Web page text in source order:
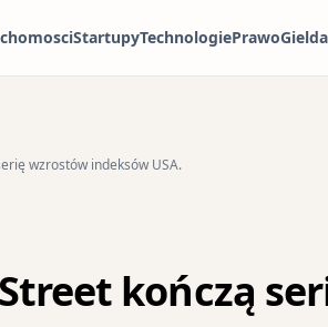
StartupyTechnologiePrawoGielda
wzrostów indeksów USA.
kończą